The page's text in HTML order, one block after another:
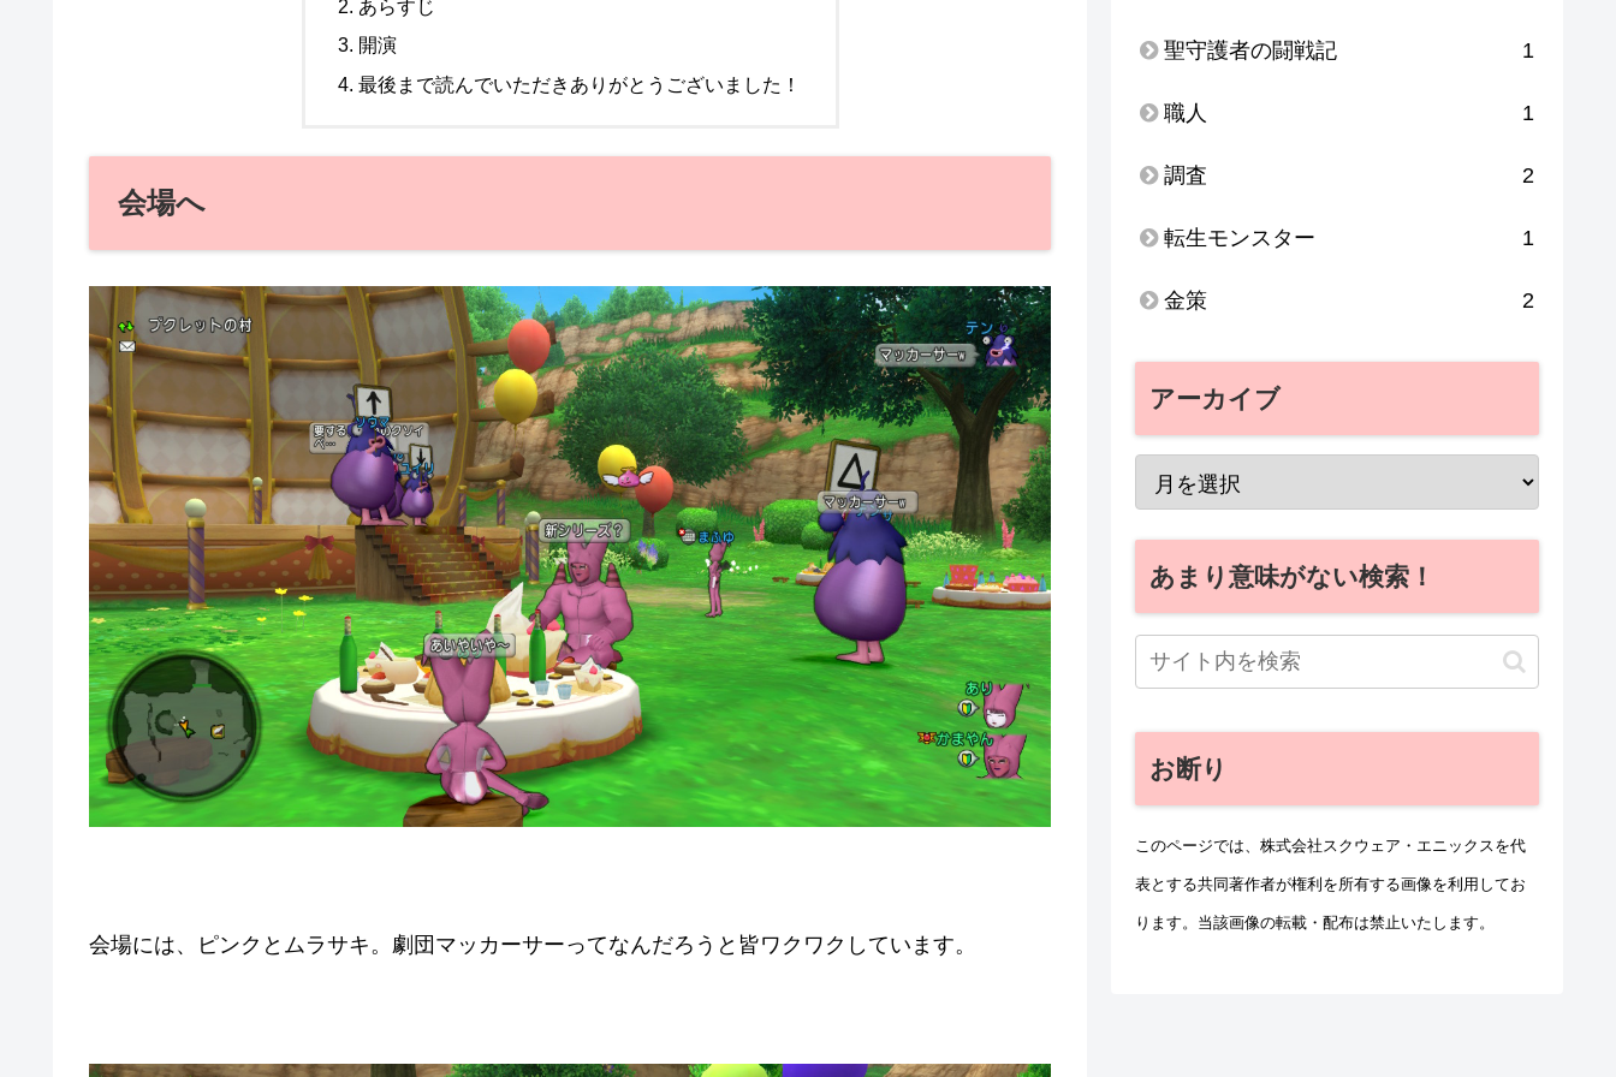
あらすじ
開演
最後まで読んでいただきありがとうございました！
会場へ
会場には、ピンクとムラサキ。劇団マッカーサーってなんだろうと皆ワクワクしています。
聖守護者の闘戦記 1
職人 1
調査 2
転生モンスター 1
金策 2
アーカイブ
あまり意味がない検索！
お断り
このページでは、株式会社スクウェア・エニックスを代
表とする共同著作者が権利を所有する画像を利用してお
ります。当該画像の転載・配布は禁止いたします。